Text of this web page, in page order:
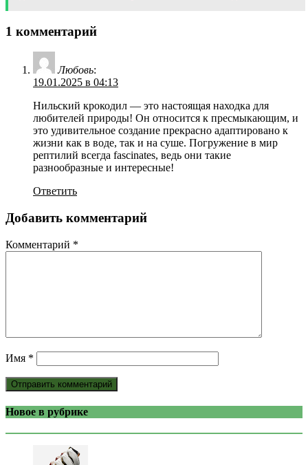
1 комментарий
Любовь:
19.01.2025 в 04:13
Нильский крокодил — это настоящая находка для
любителей природы! Он относится к пресмыкающим, и
это удивительное создание прекрасно адаптировано к
жизни как в воде, так и на суше. Погружение в мир
рептилий всегда fascinates, ведь они такие
разнообразные и интересные!
Ответить
Добавить комментарий
Комментарий *
Имя *
Новое в рубрике